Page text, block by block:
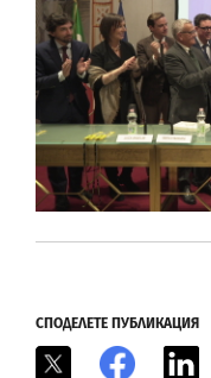
СПОДЕЛЕТЕ ПУБЛИКАЦИЯ
Facebook